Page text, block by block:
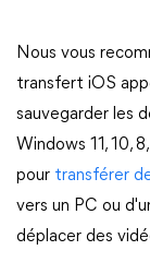
Nous vous
transfert iOS
sauvegarder les
Windows 11, 10,
pour transférer
vers un PC ou
déplacer des